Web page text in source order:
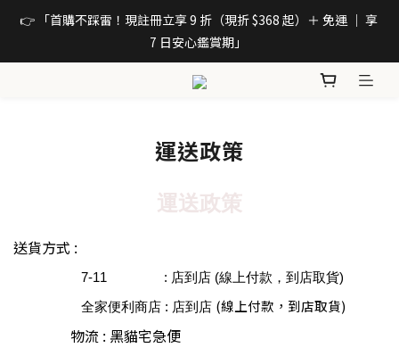
👉 「首購不踩雷！現註冊立享 9 折（現折 $368 起）＋ 免運 ｜ 享
7 日安心鑑賞期」
運送政策
運送政策
送貨方式 :
7-11 : 店到店 (線上付款，到店取貨)
全家便利商店 : 店到店 (線上付款，到店取貨)
物流 : 黑貓宅急便